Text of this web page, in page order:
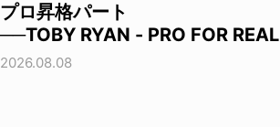
プロ昇格パート
──TOBY RYAN - PRO FOR REAL
2026.08.08